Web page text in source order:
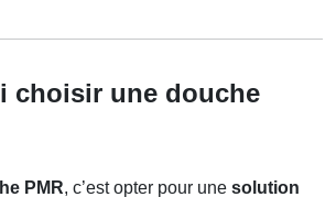
choisir une douche
PMR, c’est opter pour une solution